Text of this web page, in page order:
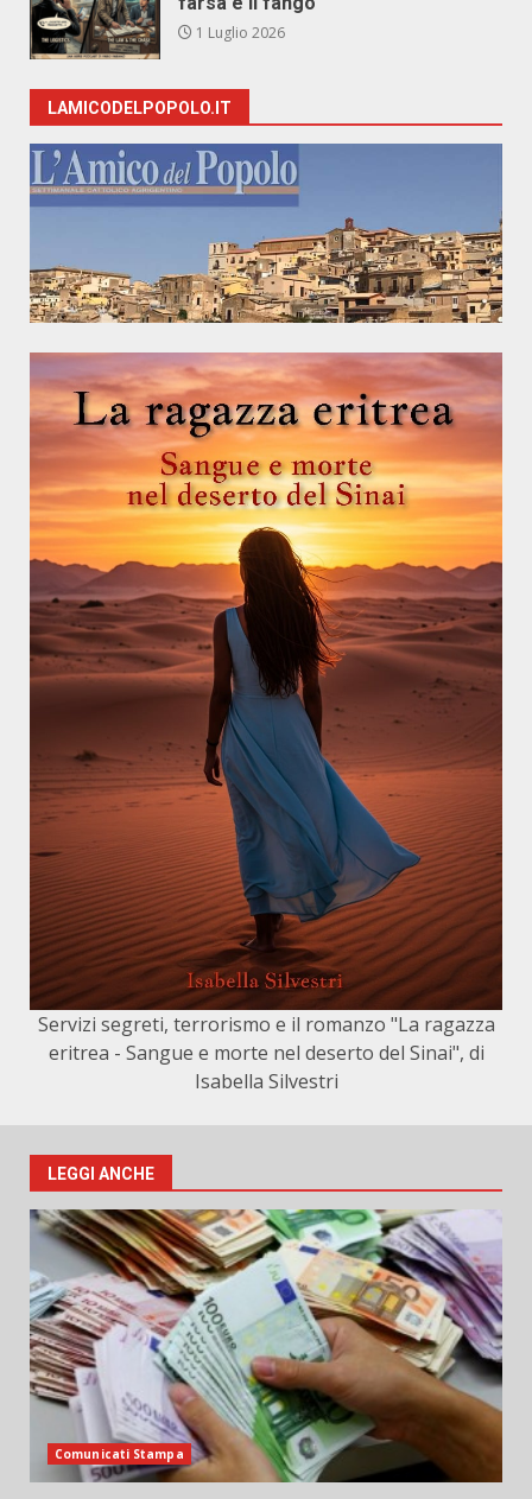
1 Luglio 2026
LAMICODELPOPOLO.IT
Servizi segreti, terrorismo e il romanzo "La ragazza
eritrea - Sangue e morte nel deserto del Sinai", di
Isabella Silvestri
LEGGI ANCHE
Comunicati Stampa